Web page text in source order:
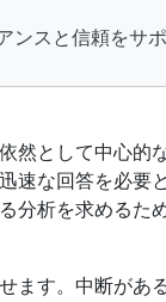
スと信頼をサポ
然として中心的
速な回答を必要
分析を求めるた
ます。中断があ